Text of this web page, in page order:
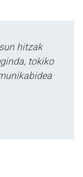
hitzak
tokiko